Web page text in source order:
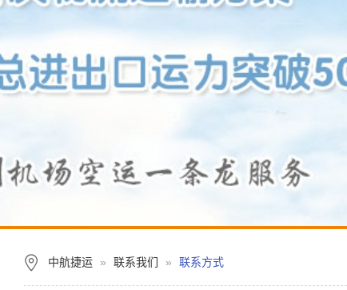
中航捷运 » 联系我们 » 联系方式